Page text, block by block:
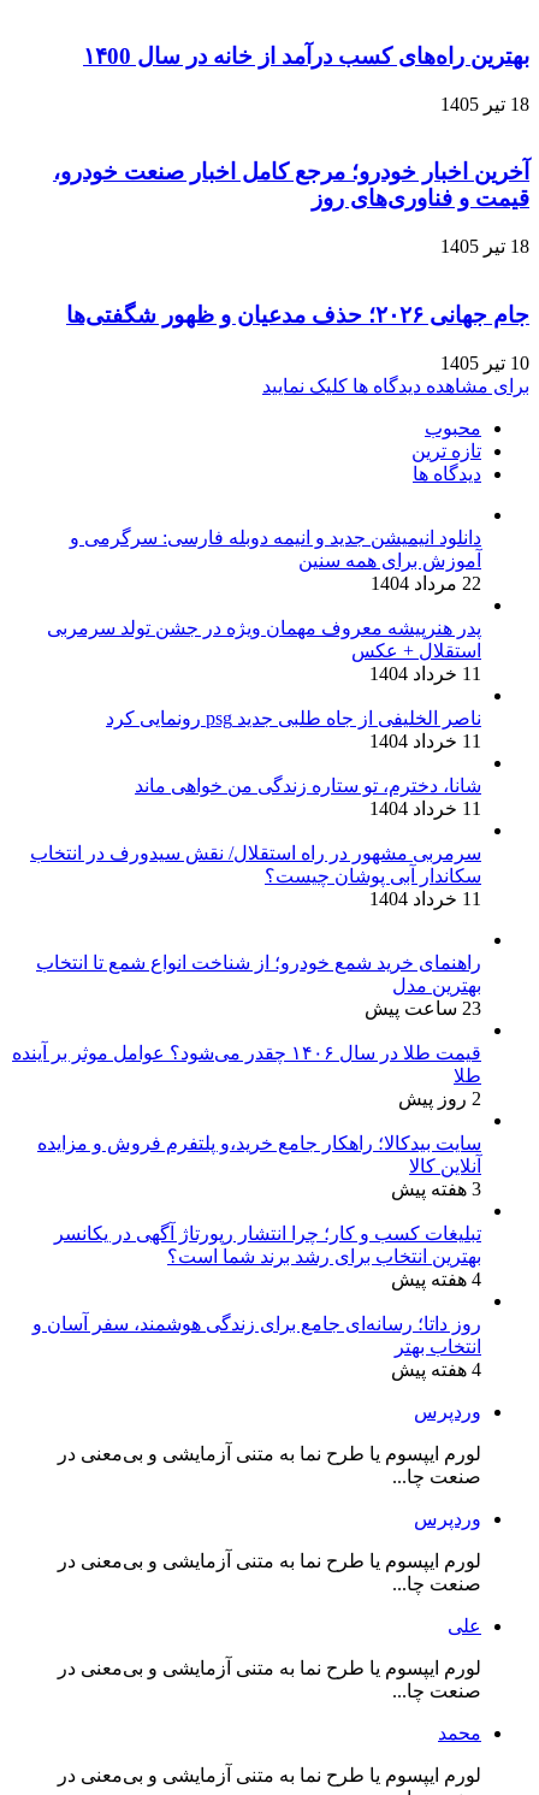
بهترین راه‌های کسب درآمد از خانه در سال ۱۴00
18 تیر 1405
آخرین اخبار خودرو؛ مرجع کامل اخبار صنعت خودرو،
قیمت و فناوری‌های روز
18 تیر 1405
جام جهانی ۲۰۲۶؛ حذف مدعیان و ظهور شگفتی‌ها
10 تیر 1405
برای مشاهده دیدگاه ها کلیک نمایید
محبوب
تازه ترین
دیدگاه ها
دانلود انیمیشن جدید و انیمه دوبله فارسی: سرگرمی و
آموزش برای همه سنین
22 مرداد 1404
پدر هنرپیشه معروف مهمان ویژه در جشن تولد سرمربی
استقلال + عکس
11 خرداد 1404
ناصر الخلیفی از جاه طلبی جدید psg رونمایی کرد
11 خرداد 1404
شانا، دخترم، تو ستاره زندگی من خواهی ماند
11 خرداد 1404
سرمربی مشهور در راه استقلال/ نقش سیدورف در انتخاب
سکاندار آبی پوشان چیست؟
11 خرداد 1404
راهنمای خرید شمع خودرو؛ از شناخت انواع شمع تا انتخاب
بهترین مدل
23 ساعت پیش
قیمت طلا در سال ۱۴۰۶ چقدر می‌شود؟ عوامل موثر بر آینده
طلا
2 روز پیش
سایت بیدکالا؛ راهکار جامع خرید،و پلتفرم فروش و مزایده
آنلاین کالا
3 هفته پیش
تبلیغات کسب و کار؛ چرا انتشار رپورتاژ آگهی در یکانسر
بهترین انتخاب برای رشد برند شما است؟
4 هفته پیش
روز داتا؛ رسانه‌ای جامع برای زندگی هوشمند، سفر آسان و
انتخاب بهتر
4 هفته پیش
وردپرس
لورم ایپسوم یا طرح‌ نما به متنی آزمایشی و بی‌معنی در
صنعت چا...
وردپرس
لورم ایپسوم یا طرح‌ نما به متنی آزمایشی و بی‌معنی در
صنعت چا...
علی
لورم ایپسوم یا طرح‌ نما به متنی آزمایشی و بی‌معنی در
صنعت چا...
محمد
لورم ایپسوم یا طرح‌ نما به متنی آزمایشی و بی‌معنی در